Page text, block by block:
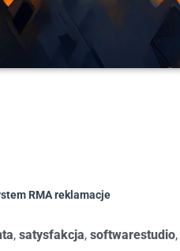
RMA reklamacje
, satysfakcja, softwarestudio,